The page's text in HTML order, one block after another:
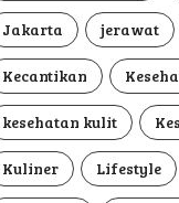
Jakarta jerawat
Kecantikan
kesehatan kulit
Kuliner Lifestyle